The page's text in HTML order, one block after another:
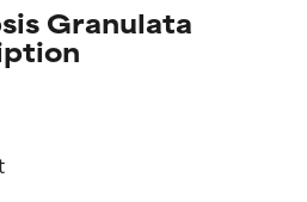
Granulata